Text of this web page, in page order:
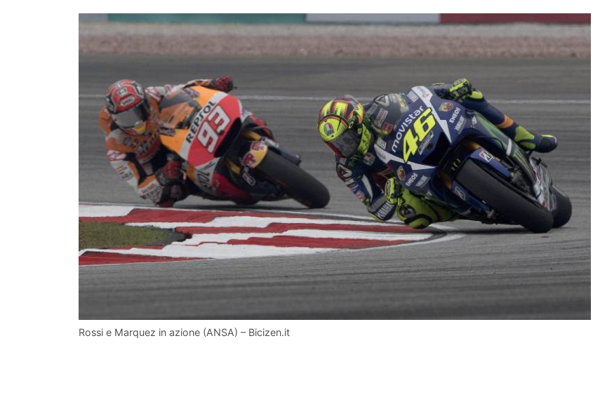
Rossi e Marquez in azione (ANSA) – Bicizen.it